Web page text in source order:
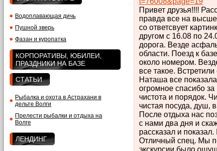
Водоплавающая дичь
Пушной зверь
Фазан и куропатка
КОРПОРАТИВЫ, ЮБИЛЕИ,
ПРАЗДНИКИ НА БАЗЕ
СТАТЬИ
Рыбалка и охота в Астрахани в
дельте Волги
Прелести рыбалки и отдыха на
Волге
ЛЕНДИНГ
Привет друзья!!!!
правда все на
со ответсвует
другом с 16.08 по
дорога. Везде
области. Поезд к
около номером.
все такое.
Наташа все
огромное спасибо
чистота и порядок.
чистая посуда, душ,
После отдыха нас
с нами два дня и
рассказал и
Отличный спец. Мы
экскурсии было